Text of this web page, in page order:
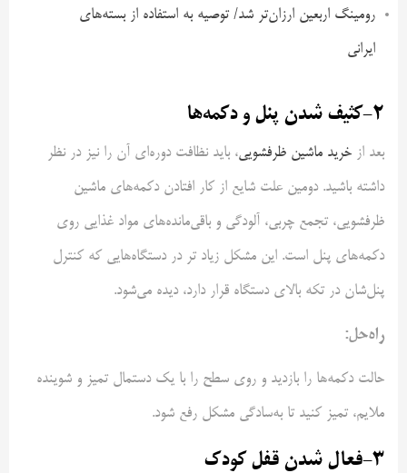
رومینگ اربعین ارزان‌تر شد/ توصیه به استفاده از بسته‌های
ایرانی
2-کثیف شدن پنل و دکمه‌ها
بعد از خرید ماشین ظرفشویی، باید نظافت دوره‌ای آن را نیز در نظر
داشته باشید. دومین علت شایع از کار افتادن دکمه‌های ماشین
ظرفشویی، تجمع چربی، آلودگی و باقی‌مانده‌های مواد غذایی روی
دکمه‌های پنل است. این مشکل زیاد تر در دستگاه‌هایی که کنترل
پنل‌شان در تکه بالای دستگاه قرار دارد، دیده می‌شود.
راه‌حل:
حالت دکمه‌ها را بازدید و روی سطح را با یک دستمال تمیز و شوینده
ملایم، تمیز کنید تا به‌سادگی مشکل رفع شود.
3-فعال شدن قفل کودک